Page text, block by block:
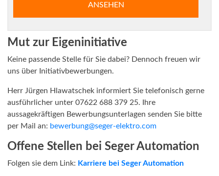
ANSEHEN
Mut zur Eigeninitiative
Keine passende Stelle für Sie dabei? Dennoch freuen wir
uns über Initiativbewerbungen.
Herr Jürgen Hlawatschek informiert Sie telefonisch gerne
ausführlicher unter 07622 688 379 25. Ihre
aussagekräftigen Bewerbungsunterlagen senden Sie bitte
per Mail an: bewerbung@seger-elektro.com
Offene Stellen bei Seger Automation
Folgen sie dem Link: Karriere bei Seger Automation